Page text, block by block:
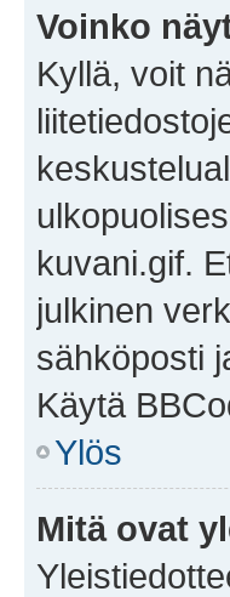
Voinko
Kyllä, voit
kuvani.gif.
julkinen
sähköposti
Käytä
Ylös
Mitä ovat